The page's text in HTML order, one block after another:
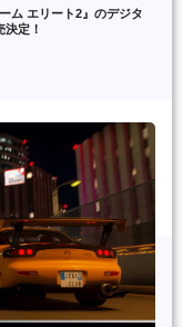
ム エリート2』のデジタ
定！